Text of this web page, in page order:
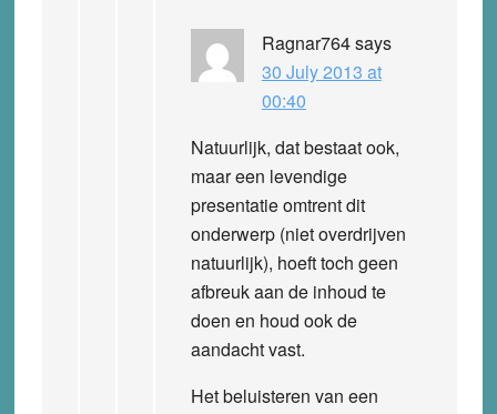
Ragnar764says
30 July 2013 at
00:40
Natuurlijk, dat bestaat ook,
maar een levendige
presentatie omtrent dit
onderwerp (niet overdrijven
natuurlijk), hoeft toch geen
afbreuk aan de inhoud te
doen en houd ook de
aandacht vast.
Het beluisteren van een